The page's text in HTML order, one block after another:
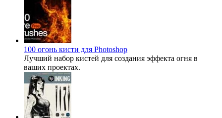
100 огонь кисти для Photoshop
Лучший набор кистей для создания эффекта огня в
ваших проектах.